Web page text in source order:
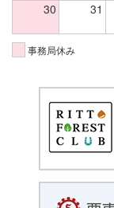
30 31
事務局休み